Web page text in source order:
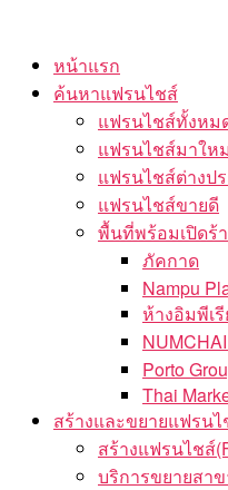
content
หน้าแรก
ค้นหาแฟรนไชส์
แฟรนไชส์ทั้งหม
แฟรนไชส์มาให
แฟรนไชส์ต่างป
แฟรนไชส์ขายดี
พื้นที่พร้อมเปิดร้
ภัคกาด
Nampu
ห้างอิมพีเ
Porto
Thai
สร้างและขยายแฟรน
สร้างแฟรนไชส์
บริการขยายสา